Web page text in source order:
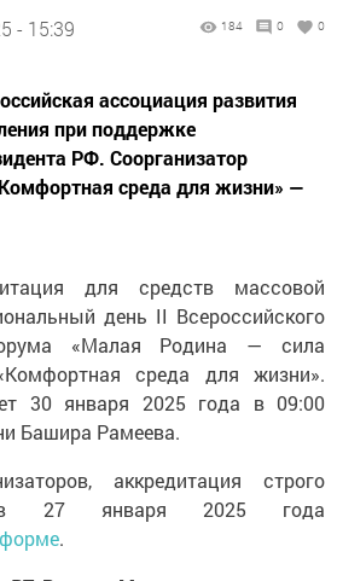
- 15:39 184 0 0
ассоциация развития
при поддержке
РФ. Соорганизатор
среда для жизни» —
для средств массовой
день II Всероссийского
«Малая Родина — сила
среда для жизни».
30 января 2025 года в 09:00
Башира Рамеева.
аккредитация строго
27 января 2025 года
.